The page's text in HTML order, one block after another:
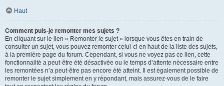
Haut
Comment puis-je remonter mes sujets ?
En cliquant sur le lien « Remonter le sujet » lorsque vous êtes en train de
consulter un sujet, vous pouvez remonter celui-ci en haut de la liste des sujets,
à la première page du forum. Cependant, si vous ne voyez pas ce lien, cette
fonctionnalité a peut-être été désactivée ou le temps d’attente nécessaire entre
les remontées n’a peut-être pas encore été atteint. Il est également possible de
remonter le sujet simplement en y répondant, mais assurez-vous de le faire